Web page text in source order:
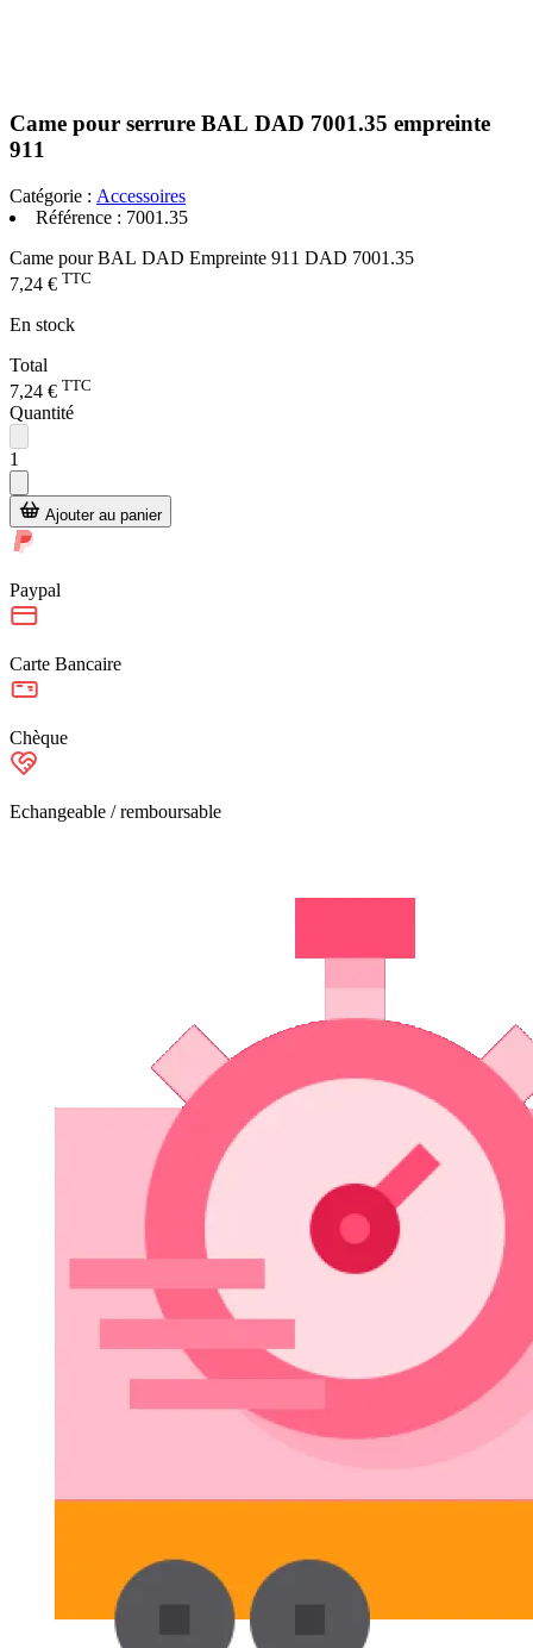
Came pour serrure BAL DAD 7001.35 empreinte
911
Catégorie : Accessoires
Référence : 7001.35
Came pour BAL DAD Empreinte 911 DAD 7001.35
7,24 € TTC
En stock
Total
7,24 € TTC
Quantité
1
Ajouter au panier
Paypal
Carte Bancaire
Chèque
Echangeable / remboursable